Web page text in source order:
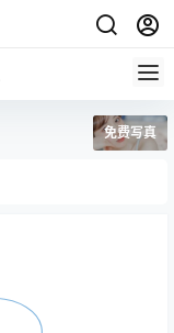
免费写真